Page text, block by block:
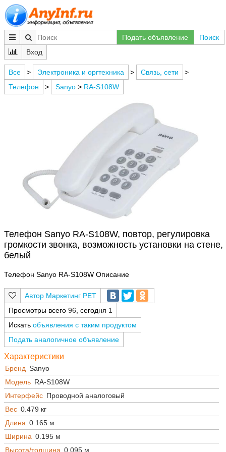
Подать объявление
Поиск
Вход
Все > Электроника и оргтехника > Связь, сети
>
Телефон
> Sanyo > RA-S108W
Телефон Sanyo RA-S108W, повтор, регулировка
громкости звонка, возможность установки на стене,
белый
Телефон Sanyo RA-S108W Описание
Маркетинг РЕТ
Просмотры всего 96 , сегодня 1
Искать объявления с таким продуктом
Подать аналогичное объявление
Характеристики
Бренд Sanyo
Модель RA-S108W
Интерфейс Проводной аналоговый
Вес 0.479 кг
Длина 0.165 м
Ширина 0.195 м
Высота/толщина 0.095 м